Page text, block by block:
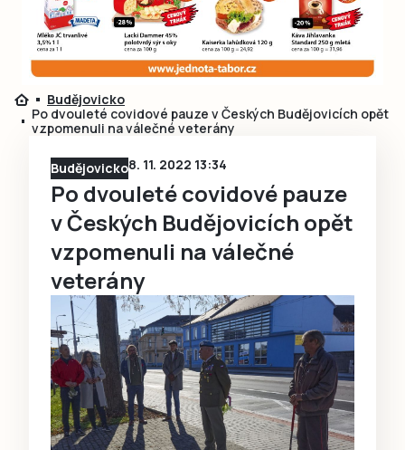
Přihlásit se přes Facebook
Ještě nemám účet, chci seRegistrovat
Inzerce
Budějovicko
Po dvouleté covidové pauze v Českých Budějovicích opět
vzpomenuli na válečné veterány
Budějovicko8. 11. 2022 13:34
Po dvouleté covidové pauze
v Českých Budějovicích opět
vzpomenuli na válečné
veterány